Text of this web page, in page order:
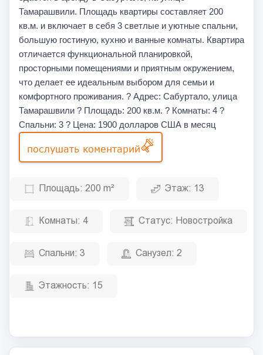
Тамарашвили. Площадь квартиры составляет 200
кв.м. и включает в себя 3 светлые и уютные спальни,
большую гостиную, кухню и ванные комнаты. Квартира
отличается функциональной планировкой,
просторными помещениями и приятным окружением,
что делает ее идеальным выбором для семьи и
комфортного проживания. ? Адрес: Сабуртало, улица
Тамарашвили ? Площадь: 200 кв.м. ? Комнаты: 4 ?
Спальни: 3 ? Цена: 1900 долларов США в месяц
послушать коментарий
Площадь: 200 m² Этаж: 13
Комнаты: 4 Статус: Новостройка
Спальни: 3 Санузел: 2
Этажность: 15